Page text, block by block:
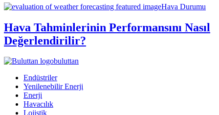
Hava Durumu
Hava Tahminlerinin Performansını Nasıl
Değerlendirilir?
buluttan
Endüstriler
Yenilenebilir Enerji
Enerji
Havacılık
Lojistik